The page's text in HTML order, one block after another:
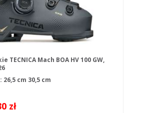
TECNICA Mach BOA HV 100 GW,
26,5 cm 30,5 cm
zł